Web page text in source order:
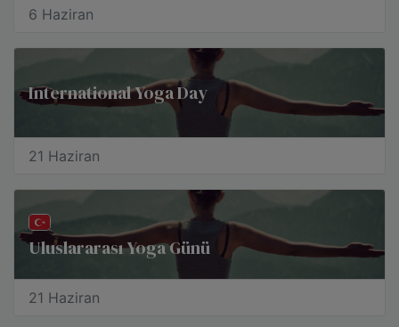
6 Haziran
International Yoga Day
21 Haziran
Uluslararası Yoga Günü
21 Haziran